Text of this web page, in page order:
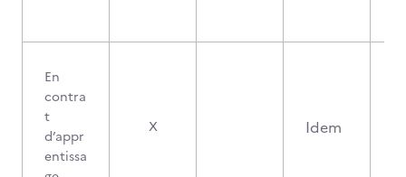
En
contra
t
d’appr
entissa
X Idem